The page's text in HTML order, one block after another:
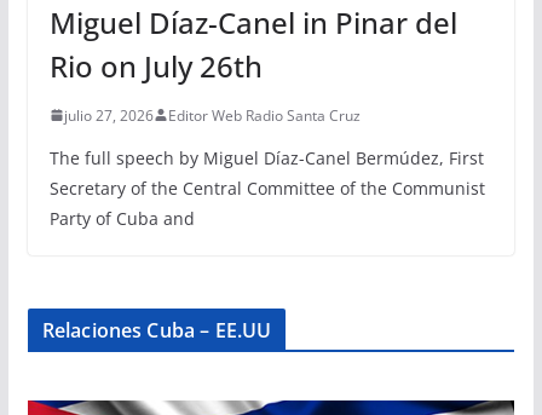
Miguel Díaz-Canel in Pinar del
Rio on July 26th
julio 27, 2026 Editor Web Radio Santa Cruz
The full speech by Miguel Díaz-Canel Bermúdez, First
Secretary of the Central Committee of the Communist
Party of Cuba and
Relaciones Cuba – EE.UU